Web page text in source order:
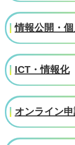
情報公開・
ICT・情報化
オンライン